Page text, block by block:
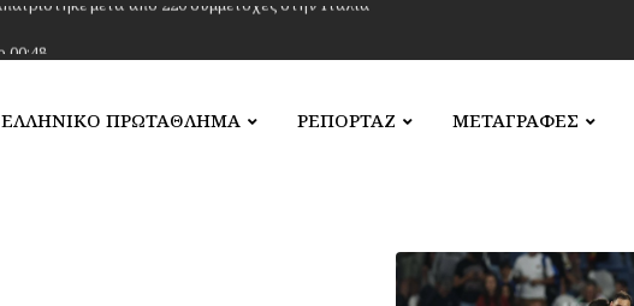
ΕΛΛΗΝΙΚΟ ΠΡΩΤΑΘΛΗΜΑ ΡΕΠΟΡΤΑΖ ΜΕΤΑΓΡΑΦΕΣ